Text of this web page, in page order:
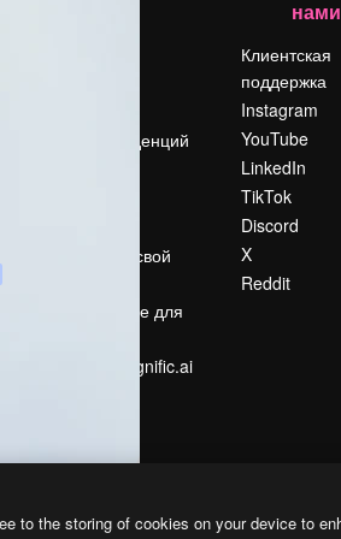
Поиск тенденций
Продайте свой
Помещение для
Ищете magnific.ai
нами
Клиентская
поддержка
Instagram
YouTube
LinkedIn
TikTok
Discord
X
Reddit
to the storing of cookies on your device to